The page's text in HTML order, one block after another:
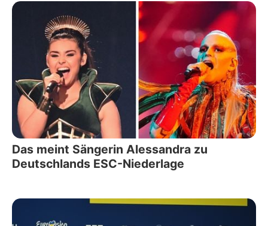
Das meint Sängerin Alessandra zu
Deutschlands ESC-Niederlage